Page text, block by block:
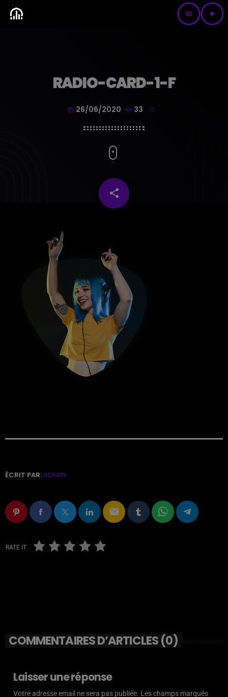
menu play_arrow
RADIO-CARD-1-F
today 26/06/2020 33
share
email
ÉCRIT PAR:ADMIN
email
RATE IT
COMMENTAIRES D’ARTICLES (0)
Laisser une réponse
Votre adresse email ne sera pas publiée. Les champs marqués